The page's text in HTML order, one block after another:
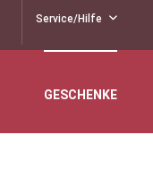
Service/Hilfe
GESCHENKE